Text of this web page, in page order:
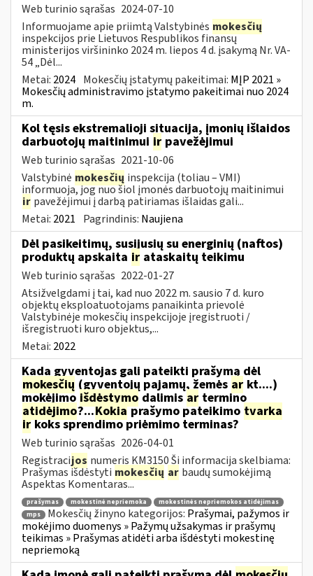
Web turinio sąrašas 2024-07-10
Informuojame apie priimtą Valstybinės mokesčių
inspekcijos prie Lietuvos Respublikos finansų
ministerijos viršininko 2024 m. liepos 4 d. įsakymą Nr. VA-
54 „Dėl...
Metai: 2024 Mokesčių įstatymų pakeitimai: MĮP 2021 »
Mokesčių administravimo įstatymo pakeitimai nuo 2024
m.
Kol tęsis ekstremalioji situacija, įmonių išlaidos
darbuotojų maitinimui ir pavežėjimui
Web turinio sąrašas 2021-10-06
Valstybinė mokesčių inspekcija (toliau – VMI)
informuoja, jog nuo šiol įmonės darbuotojų maitinimui
ir pavežėjimui į darbą patiriamas išlaidas gali...
Metai: 2021 Pagrindinis: Naujiena
Dėl pasikeitimų, susijusių su energinių (naftos)
produktų apskaita ir ataskaitų teikimu
Web turinio sąrašas 2022-01-27
Atsižvelgdami į tai, kad nuo 2022 m. sausio 7 d. kuro
objektų eksploatuotojams panaikinta prievolė
Valstybinėje mokesčių inspekcijoje įregistruoti /
išregistruoti kuro objektus,...
Metai: 2022
Kada gyventojas gali pateikti prašymą dėl
mokesčių (gyventojų pajamų, žemės ar kt....)
mokėjimo išdėstymo dalimis ar termino
atidėjimo?...Kokiaprašymo pateikimo tvarka
irkoks sprendimo priėmimo terminas?
Web turinio sąrašas 2026-04-01
Registracijos numeris KM3150 Ši informacija skelbiama:
Prašymas išdėstyti mokesčių ar baudų sumokėjimą
Aspektas Komentaras...
prašymas mokestinė nepriemoka
mokestinės nepriemokos atidėjimas
mps
Mokesčių žinyno kategorijos: Prašymai, pažymos ir
mokėjimo duomenys » Pažymų užsakymas ir prašymų
teikimas » Prašymas atidėti arba išdėstyti mokestinę
nepriemoką